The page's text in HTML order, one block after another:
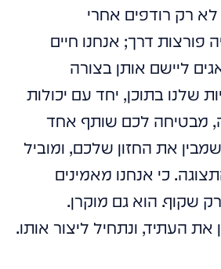
אנחנו לא רק רודפים אחרי
פורצות דרך; אנחנו חיים
ליישם אותן בצורה
שלנו בתוכן, יחד עם יכולות
מבטיחה לכם שותף אחד
את החזון שלכם, ומוביל
כי אנחנו מאמינים
שקוף. הוא גם מוקרן.
את העתיד, ונתחיל ליצור אותו.